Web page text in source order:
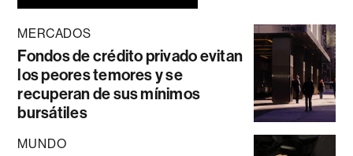
MERCADOS
Fondos de crédito privado evitan
los peores temores y se
recuperan de sus mínimos
bursátiles
MUNDO